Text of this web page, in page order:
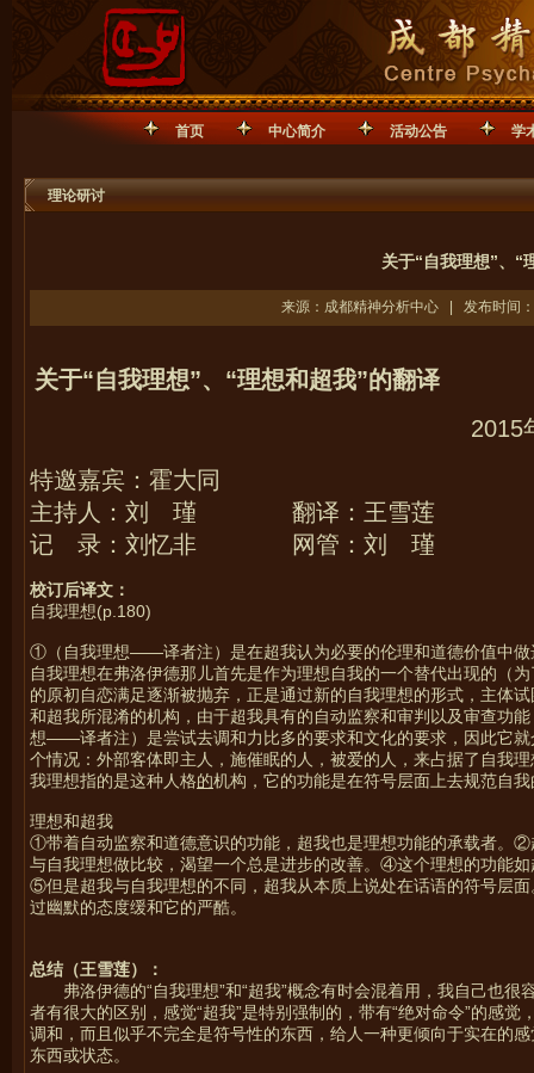
首页 中心简介 活动公告 学
理论研讨
关于“自我理想”、“
来源：成都精神分析中心 | 发布时间
关于“自我理想”、“理想和超我”的翻译
2015
特邀嘉宾：霍大同
主持人：刘 瑾 翻译：王雪莲
记 录：刘忆非 网管：刘 瑾
校订后译文：
自我理想(p.180)
①（自我理想——译者注）是在超我认为必要的伦理和道德价值中
自我理想在弗洛伊德那儿首先是作为理想自我的一个替代出现的（
的原初自恋满足逐渐被抛弃，正是通过新的自我理想的形式，主体
和超我所混淆的机构，由于超我具有的自动监察和审判以及审查功
想——译者注）是尝试去调和力比多的要求和文化的要求，因此它
个情况：外部客体即主人，施催眠的人，被爱的人，来占据了自我
我理想指的是这种人格的机构，它的功能是在符号层面上去规范自
理想和超我
①带着自动监察和道德意识的功能，超我也是理想功能的承载者。
与自我理想做比较，渴望一个总是进步的改善。④这个理想的功能
⑤但是超我与自我理想的不同，超我从本质上说处在话语的符号
过幽默的态度缓和它的严酷。
总结（王雪莲）：
弗洛伊德的“自我理想”和“超我”概念有时会混着用，我自己也
者有很大的区别，感觉“超我”是特别强制的，带有“绝对命令”的感
调和，而且似乎不完全是符号性的东西，给人一种更倾向于实在的感
东西或状态。